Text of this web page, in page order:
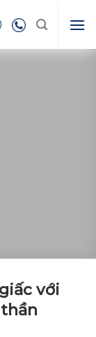
với